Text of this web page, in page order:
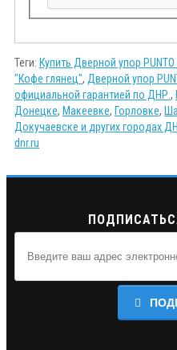
Теги: Купить Дверной упор PUNTO
"Кофе глянец", Дверной упор
официальной гарантией по ДНР. ,
Донецке, Макеевке, Горловке,
Докучаевске и других городах
dnr.ru